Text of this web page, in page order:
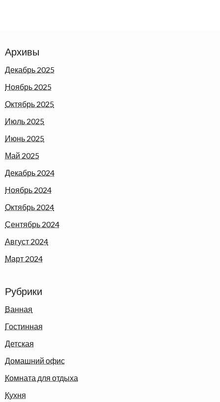
Архивы
Декабрь 2025
Ноябрь 2025
Октябрь 2025
Июль 2025
Июнь 2025
Май 2025
Декабрь 2024
Ноябрь 2024
Октябрь 2024
Сентябрь 2024
Август 2024
Март 2024
Рубрики
Ванная
Гостинная
Детская
Домашний офис
Комната для отдыха
Кухня